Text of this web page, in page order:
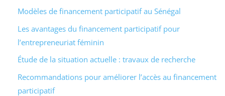
Modèles de financement participatif au Sénégal
Les avantages du financement participatif pour
l’entrepreneuriat féminin
Étude de la situation actuelle : travaux de recherche
Recommandations pour améliorer l’accès au financement
participatif